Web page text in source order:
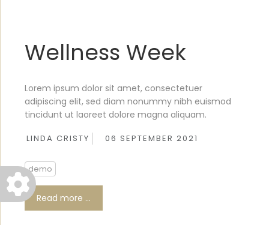
Wellness Week
Lorem ipsum dolor sit amet, consectetuer
adipiscing elit, sed diam nonummy nibh euismod
tincidunt ut laoreet dolore magna aliquam.
LINDA CRISTY 06 SEPTEMBER 2021
demo
Read more …